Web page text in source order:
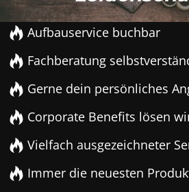
Aufbauservice buchbar
Fachberatung
Gerne dein persönliches
Corporate Benefits lösen
Vielfach ausgezeichneter
Immer die neuesten